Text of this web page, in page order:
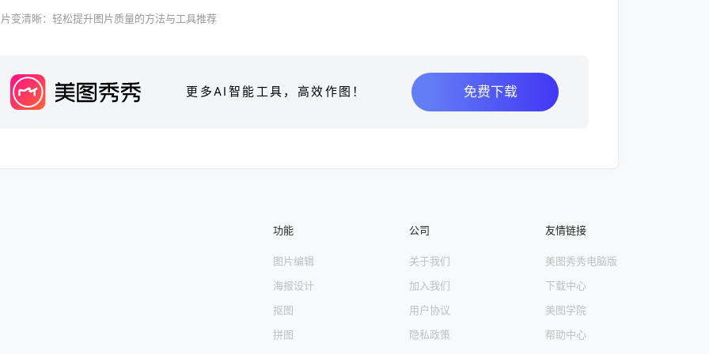
变清晰：轻松提升图片质量的方法与工具推荐
更多AI智能工具，高效作图！ 免费下载
功能
图片编辑
海报设计
抠图
拼图
公司
关于我们
加入我们
用户协议
隐私政策
友情链接
美图秀秀电脑版
下载中心
美图学院
帮助中心